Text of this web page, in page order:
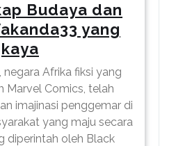
Budaya dan
yang
kaya
negara Afrika fiksi yang
Marvel Comics, telah
imajinasi penggemar di
yang maju secara
diperintah oleh Black